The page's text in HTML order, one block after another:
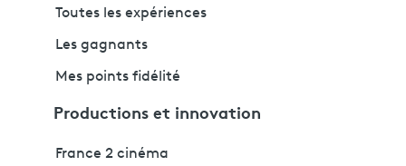
Toutes les expériences
Les gagnants
Mes points fidélité
Productions et innovation
France 2 cinéma